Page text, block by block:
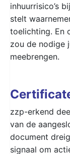
inhuurrisico’s
stelt
toelichting. En
zou de nodige
meebrengen.
zzp-erkend
van de
document
signaal om